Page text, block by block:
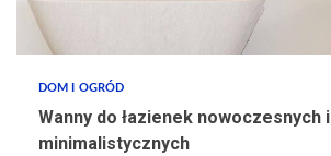
DOM I OGRÓD
Wanny do łazienek nowoczesnych i
minimalistycznych